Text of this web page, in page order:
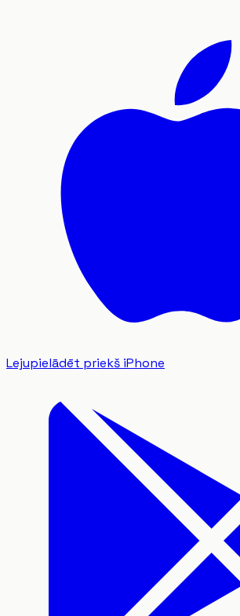
Lejupielādēt priekš iPhone